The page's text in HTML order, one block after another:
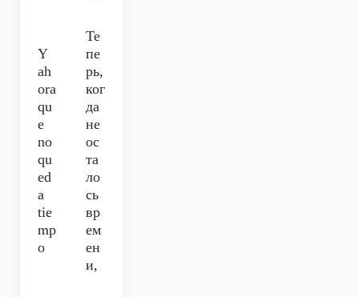
Y
ah
ora
qu
e
no
qu
ed
a
tie
mp
o
Те
пе
рь,
ког
да
не
ос
та
ло
сь
вр
ем
ен
и,